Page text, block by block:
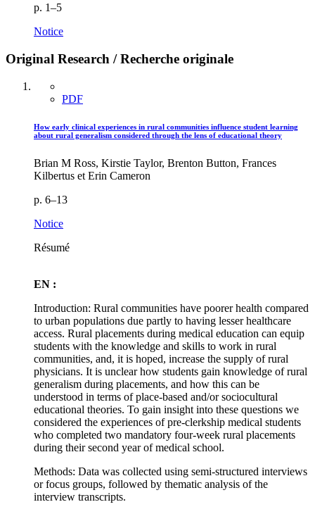
p. 1–5
Notice
Original Research / Recherche originale
PDF
How early clinical experiences in rural communities influence student learning
about rural generalism considered through the lens of educational theory
Brian M Ross, Kirstie Taylor, Brenton Button, Frances
Kilbertus et Erin Cameron
p. 6–13
Notice
Résumé
EN :
Introduction: Rural communities have poorer health compared
to urban populations due partly to having lesser healthcare
access. Rural placements during medical education can equip
students with the knowledge and skills to work in rural
communities, and, it is hoped, increase the supply of rural
physicians. It is unclear how students gain knowledge of rural
generalism during placements, and how this can be
understood in terms of place-based and/or sociocultural
educational theories. To gain insight into these questions we
considered the experiences of pre-clerkship medical students
who completed two mandatory four-week rural placements
during their second year of medical school.
Methods: Data was collected using semi-structured interviews
or focus groups, followed by thematic analysis of the
interview transcripts.